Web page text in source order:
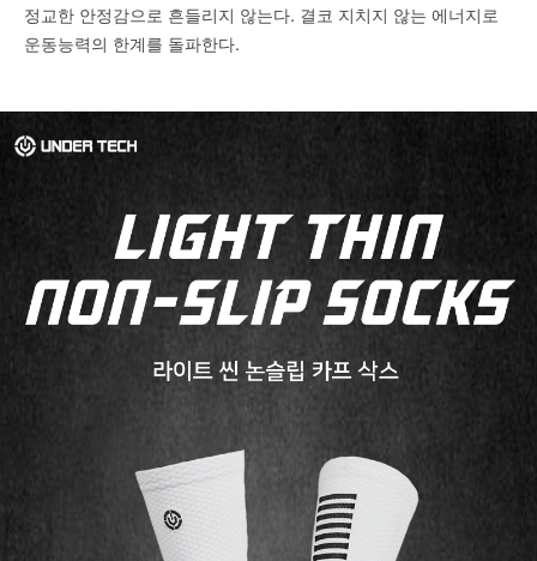
정교한 안정감으로 흔들리지 않는다. 결코 지치지 않는 에너지로
운동능력의 한계를 돌파한다.